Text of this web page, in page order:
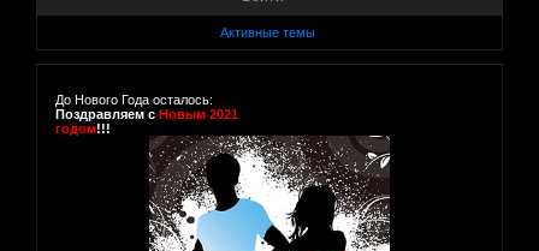
Активные темы
До Нового Года осталось:
Поздравляем с Новым 2021
годом!!!